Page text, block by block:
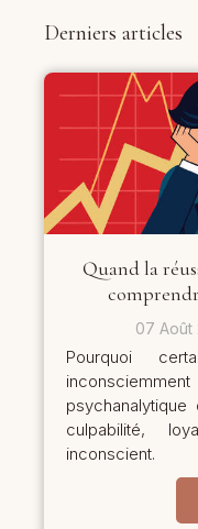
Derniers articles
Quand la
07 Août
Pourquoi
culpabilité,
inconscient.